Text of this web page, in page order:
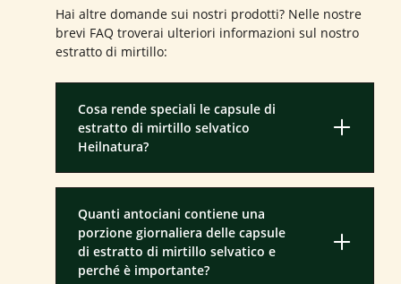
Hai altre domande sui nostri prodotti? Nelle nostre
brevi FAQ troverai ulteriori informazioni sul nostro
estratto di mirtillo:
Cosa rende speciali le capsule di
estratto di mirtillo selvatico
Heilnatura?
Quanti antociani contiene una
porzione giornaliera delle capsule
di estratto di mirtillo selvatico e
perché è importante?